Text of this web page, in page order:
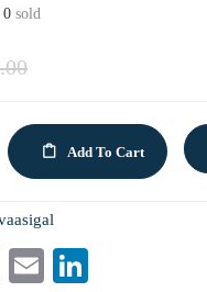
0 sold
Add To Cart
X Email